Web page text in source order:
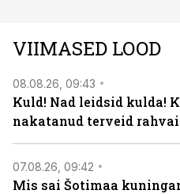
VIIMASED LOOD
08.08.26, 09:43
Kuld! Nad leidsid kulda!
nakatanud terveid
07.08.26, 09:42
Mis sai Šotimaa